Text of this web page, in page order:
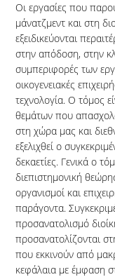
Οι εργασίες που
μάνατζμεντ και στη
εξειδικεύονται
στην απόδοση, στην
συμπεριφορές των
οικογενειακές
τεχνολογία. Ο τόμος
θεμάτων που
στη χώρα μας και
εξελιχθεί ο
δεκαετίες. Γενικά ο
διεπιστημονική
οργανισμοί και
παράγοντα.
προσανατολισμό
προσανατολίζονται
που εκκινούν από
κεφάλαια με έμφαση